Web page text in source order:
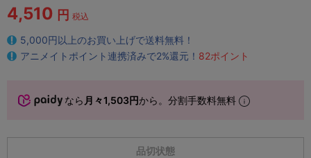
4,510 円 税込
5,000円以上のお買い上げで送料無料！
アニメイトポイント連携済みで2%還元！ 82ポイント
なら 月々1,503円から。分割手数料無料
品切状態